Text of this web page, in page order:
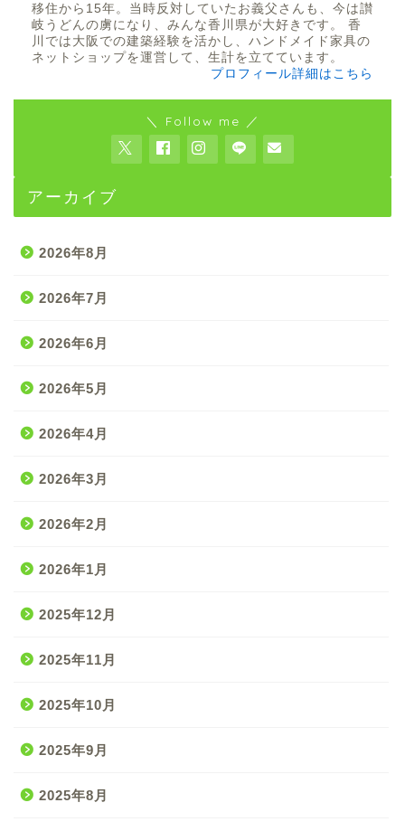
移住から15年。当時反対していたお義父さんも、今は讃
岐うどんの虜になり、みんな香川県が大好きです。 香
川では大阪での建築経験を活かし、ハンドメイド家具の
ネットショップを運営して、生計を立てています。
プロフィール詳細はこちら
＼ Follow me ／
アーカイブ
2026年8月
2026年7月
2026年6月
2026年5月
2026年4月
2026年3月
2026年2月
2026年1月
2025年12月
2025年11月
2025年10月
2025年9月
2025年8月